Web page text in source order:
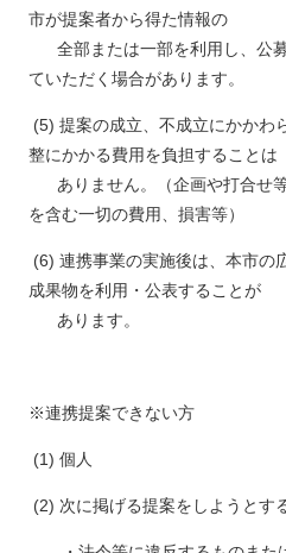
市が提案者から得た情報の
全部または一部を利用し、公
ていただく場合があります。
(5) 提案の成立、不成立にかかわ
整にかかる費用を負担することは
ありません。（企画や打合せ
を含む一切の費用、損害等）
(6) 連携事業の実施後は、本市の
成果物を利用・公表することが
あります。
※連携提案できない方
(1) 個人
(2) 次に掲げる提案をしようとす